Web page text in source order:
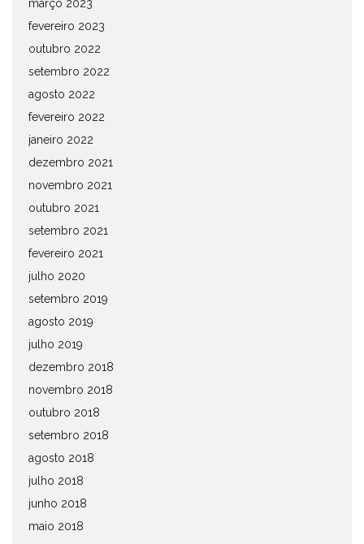
março 2023
fevereiro 2023
outubro 2022
setembro 2022
agosto 2022
fevereiro 2022
janeiro 2022
dezembro 2021
novembro 2021
outubro 2021
setembro 2021
fevereiro 2021
julho 2020
setembro 2019
agosto 2019
julho 2019
dezembro 2018
novembro 2018
outubro 2018
setembro 2018
agosto 2018
julho 2018
junho 2018
maio 2018